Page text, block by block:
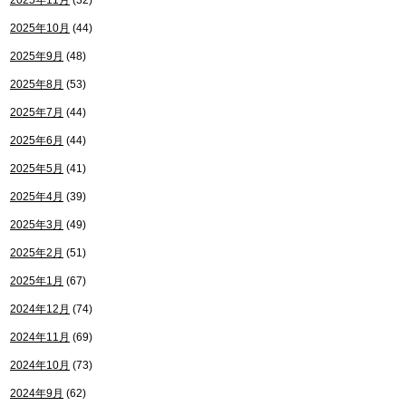
2025年10月 (44)
2025年9月 (48)
2025年8月 (53)
2025年7月 (44)
2025年6月 (44)
2025年5月 (41)
2025年4月 (39)
2025年3月 (49)
2025年2月 (51)
2025年1月 (67)
2024年12月 (74)
2024年11月 (69)
2024年10月 (73)
2024年9月 (62)